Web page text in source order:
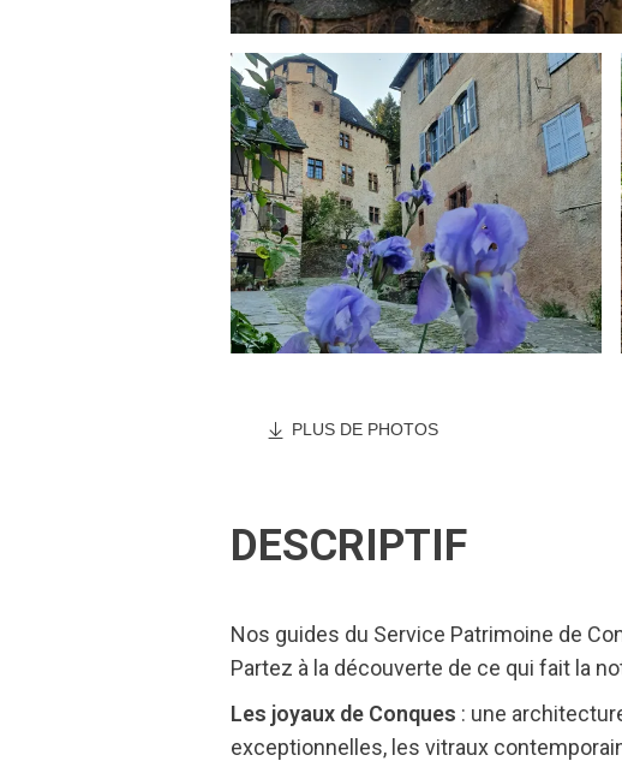
PLUS DE PHOTOS
DESCRIPTIF
Nos guides du Service Patrimoine de
Partez à la découverte de ce qui fait la
Les joyaux de Conques : une
exceptionnelles, les vitraux